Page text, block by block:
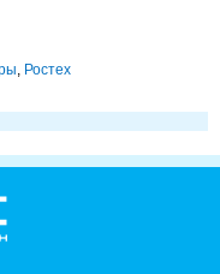
, Ростех